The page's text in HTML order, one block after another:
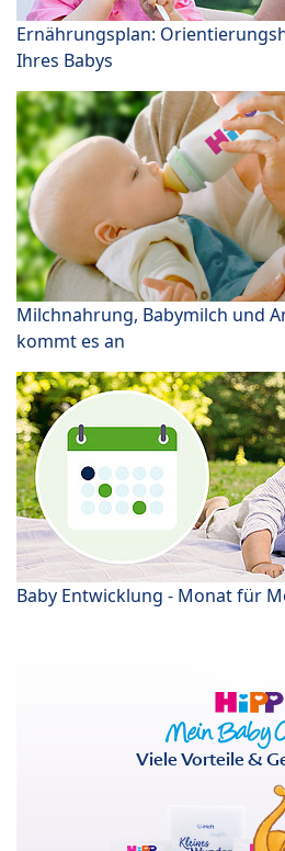
Ernährungsplan:
Ihres Babys
Milchnahrung, Babymilch und
kommt es an
Baby Entwicklung - Monat für
Viele Vorteile &